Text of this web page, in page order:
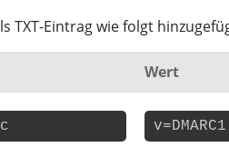
TXT-Eintrag wie folgt
Wert